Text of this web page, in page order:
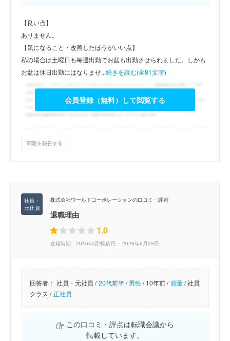
【良い点】
ありません。
【気になること・改善したほうがいい点】
私の場合は土曜日も毎週出勤でお盆も出勤させられました。しかも
お盆は休日出勤にはなりませ...続きを読む(全81文字)
会員登録（無料）して閲覧する
問題を報告する
株式会社ワールドコーポレーションの口コミ・評判
退職理由
1.0
在籍時期：2016年頃/投稿日： 2026年6月23日
回答者： 社員・元社員 / 20代前半/男性/10年前 / 測量/社員
クラス / 正社員
この口コミ・評点は転職会議から
転載しています。